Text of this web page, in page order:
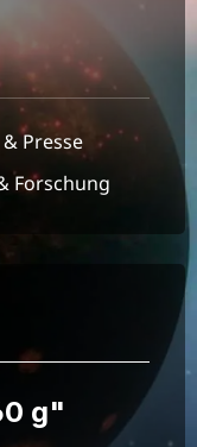
Presse
Forschung
g"